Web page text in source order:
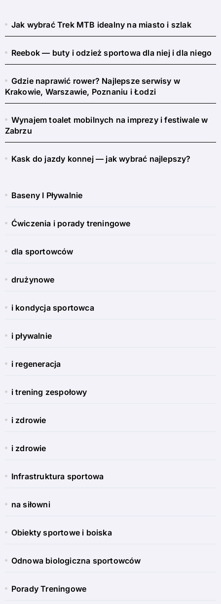
Jak wybrać Trek MTB idealny na miasto i szlak
Reebok — buty i odzież sportowa dla niej i dla niego
Gdzie naprawić rower? Najlepsze serwisy w
Krakowie, Warszawie, Poznaniu i Łodzi
Wynajem toalet mobilnych na imprezy i festiwale w
Zabrzu
Kask do jazdy konnej — jak wybrać najlepszy?
Baseny I Pływalnie
Ćwiczenia i porady treningowe
dla sportowców
drużynowe
i kondycja sportowca
i pływalnie
i regeneracja
i trening zespołowy
i zdrowie
i zdrowie
Infrastruktura sportowa
na siłowni
Obiekty sportowe i boiska
Odnowa biologiczna sportowców
Porady Treningowe